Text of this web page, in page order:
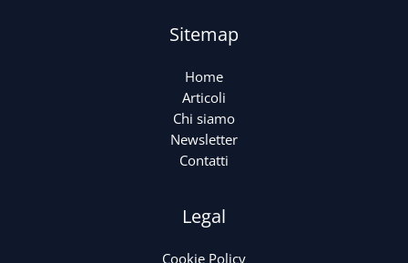
Sitemap
Home
Articoli
Chi siamo
Newsletter
Contatti
Legal
Cookie Policy